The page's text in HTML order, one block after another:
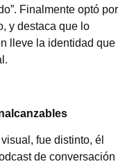
Finalmente optó por
y destaca que lo
lleve la identidad que
fue distinto, él
de conversación